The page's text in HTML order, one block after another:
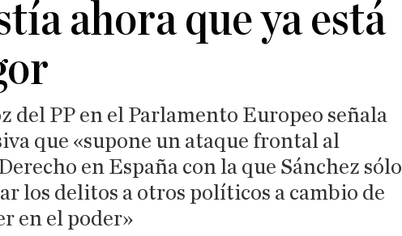
ahora que ya está
del PP en el Parlamento Europeo señala
que «supone un ataque frontal al
en España con la que Sánchez sólo
los delitos a otros políticos a cambio de
en el poder»